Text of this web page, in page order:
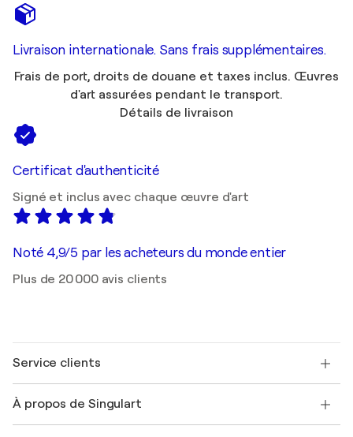
Livraison internationale. Sans frais supplémentaires.
Frais de port, droits de douane et taxes inclus. Œuvres
d'art assurées pendant le transport.
Détails de livraison
Certificat d'authenticité
Signé et inclus avec chaque œuvre d'art
Noté 4,9/5 par les acheteurs du monde entier
Plus de 20 000 avis clients
Service clients
Expédition
À propos de Singulart